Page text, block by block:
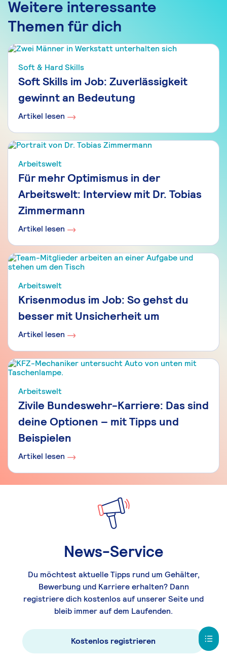
Weitere interessante
Themen für dich
Soft & Hard Skills
Soft Skills im Job: Zuverlässigkeit
gewinnt an Bedeutung
Artikel lesen
Arbeitswelt
Für mehr Optimismus in der
Arbeitswelt: Interview mit Dr. Tobias
Zimmermann
Artikel lesen
Arbeitswelt
Krisenmodus im Job: So gehst du
besser mit Unsicherheit um
Artikel lesen
Arbeitswelt
Zivile Bundeswehr-Karriere: Das sind
deine Optionen – mit Tipps und
Beispielen
Artikel lesen
News-Service
Du möchtest aktuelle Tipps rund um Gehälter,
Bewerbung und Karriere erhalten? Dann
registriere dich kostenlos auf unserer Seite und
bleib immer auf dem Laufenden.
Kostenlos registrieren